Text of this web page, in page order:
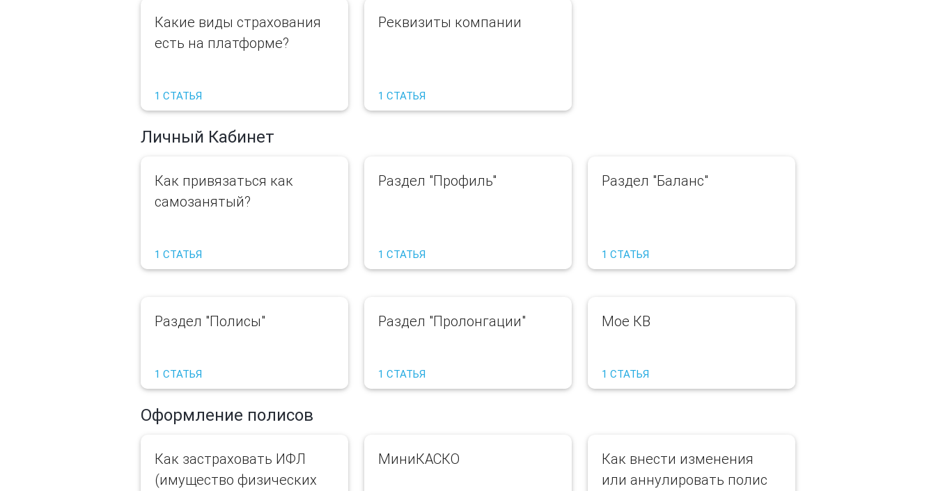
Какие виды страхования
есть на платформе?
1 СТАТЬЯ
Реквизиты компании
1 СТАТЬЯ
Личный Кабинет
Как привязаться как
самозанятый?
1 СТАТЬЯ
Раздел "Профиль"
1 СТАТЬЯ
Раздел "Баланс"
1 СТАТЬЯ
Раздел "Полисы"
1 СТАТЬЯ
Раздел "Пролонгации"
1 СТАТЬЯ
Мое КВ
1 СТАТЬЯ
Оформление полисов
Как застраховать ИФЛ
(имущество физических
МиниКАСКО
Как внести изменения
или аннулировать полис